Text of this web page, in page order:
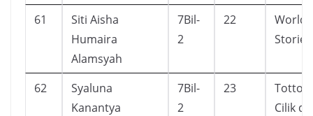
61
Siti Aisha
Humaira
Alamsyah
7Bil-
2
22
World
62
Syaluna
Kanantya
7Bil-
2
23
Totto-
Cilik di